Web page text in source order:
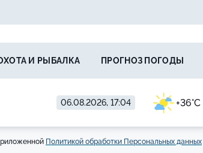
06.08.2026, 17:04 +36°C
И РЫБАЛКА ПРОГНОЗ ПОГОДЫ
Политикой обработки Персональных данных